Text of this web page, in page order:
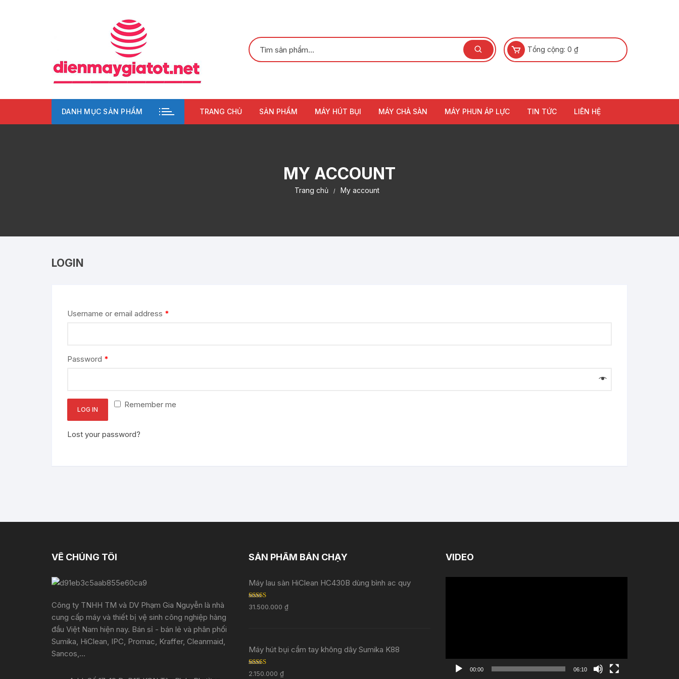
Tổng cộng: 0 ₫
DANH MỤC SẢN PHẨM TRANG CHỦ SẢN PHẨM MÁY HÚT BỤI MÁY CHÀ SÀN MÁY PHUN ÁP LỰC TIN TỨC LIÊN HỆ
MY ACCOUNT
Trang chủ My account
LOGIN
Username or email address *
Password *
Remember me
LOG IN
Lost your password?
VỀ CHÚNG TÔI
Công ty TNHH TM và DV Phạm Gia Nguyễn là nhà
cung cấp máy và thiết bị vệ sinh công nghiệp hàng
đầu Việt Nam hiện nay. Bán sỉ - bán lẻ và phân phối
Sumika, HiClean, IPC, Promac, Kraffer, Cleanmaid,
Sancos,...
SẢN PHẨM BÁN CHẠY
Máy lau sàn HiClean HC430B dùng bình ac quy
Rated5.00
out of 5
31.500.000 ₫
Máy hút bụi cầm tay không dây Sumika K88
Rated 5.00
2.150.000 ₫
VIDEO
00:00 06:10